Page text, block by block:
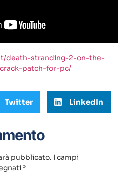
death-stranding-2-on-the-
patch-for-pc/
Twitter LinkedIn
pubblicato. I campi
*